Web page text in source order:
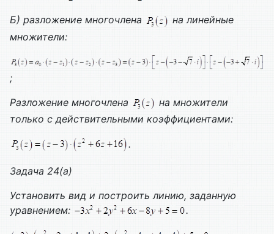
Б) разложение многочлена
на линейные
множители:
;
Разложение многочлена
на множители
только с действительными коэффициентами:
.
Задача 24(а)
Установить вид и построить линию, заданную
уравнением:
.